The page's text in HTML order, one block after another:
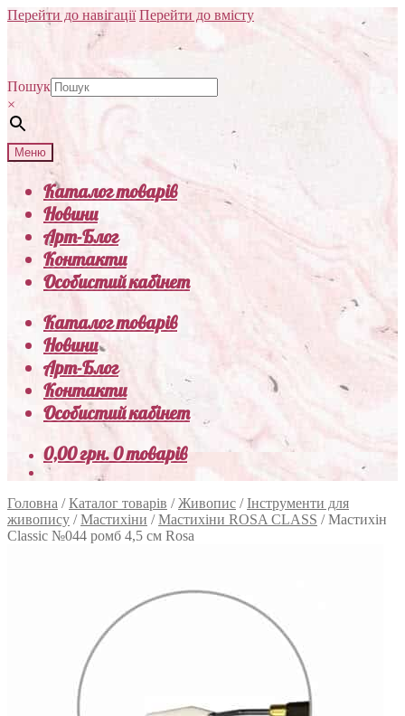
Перейти до навігації Перейти до вмісту
Пошук
×
Меню
Каталог товарів
Новини
Арт-Блог
Контакти
Особистий кабінет
Каталог товарів
Новини
Арт-Блог
Контакти
Особистий кабінет
0,00грн.0 товарів
Головна /Каталог товарів /Живопис /Інструменти для
живопису /Мастихіни /Мастихіни ROSA CLASS /Мастихін
Classic №044 ромб 4,5 см Rosa